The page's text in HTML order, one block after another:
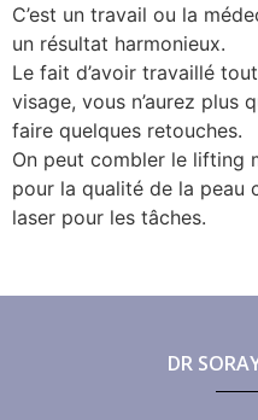
C’est un travail ou la
un résultat harmonieux.
Le fait d’avoir travaillé
visage, vous n’aurez plus
faire quelques retouches.
On peut combler le lifting
pour la qualité de la peau
laser pour les tâches.
DR